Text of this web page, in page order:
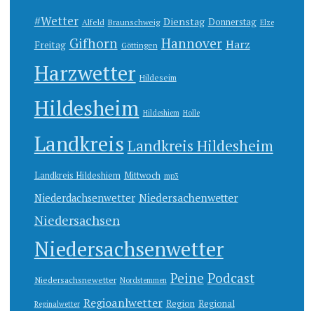
#Wetter Alfeld Braunschweig Dienstag Donnerstag Elze
Freitag Gifhorn Göttingen Hannover Harz
Harzwetter Hildeseim
Hildesheim Hildeshiem Holle
Landkreis Landkreis Hildesheim
Landkreis Hildeshiem Mittwoch mp3
Niederdachsenwetter Niedersachenwetter
Niedersachsen
Niedersachsenwetter
Niedersachsnewetter Nordstemmen Peine Podcast
Reginalwetter Regioanlwetter Region Regional